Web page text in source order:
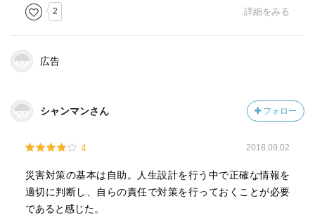
いく必要があり、一般市民は自助・共助・公助を心がけ、
防災力を高めておく必要がある。
自助・共助・公助において共助・公助を期待して人任せに
してはならない。現代社会には誰かがなんとかしてくれる
る。しかし、著書でも述べられている通り、南海トラフの
巨大地震が発生した場合、被害を受ける範囲は東北地方太
平洋沖地震よりも大きく、他の人からの支援は期待できな
震の１か月後には富士山の噴火が起こっている。
もし、巨大な地震の後に富士山の噴火が起こるとますます
2 詳細をみる
広告
シャンマンさん フォロー
4 2018.09.02
災害対策の基本は自助。人生設計を行う中で正確な情報を
適切に判断し、自らの責任で対策を行っておくことが必要
であると感じた。